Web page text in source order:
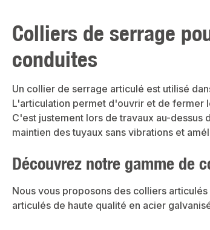
Colliers de serrage
conduites
Un collier de serrage articulé est utilisé
L'articulation permet d'ouvrir et de fermer
C'est justement lors de travaux au-dessus
maintien des tuyaux sans vibrations et
Découvrez notre gamme de
Nous vous proposons des colliers
articulés de haute qualité en acier